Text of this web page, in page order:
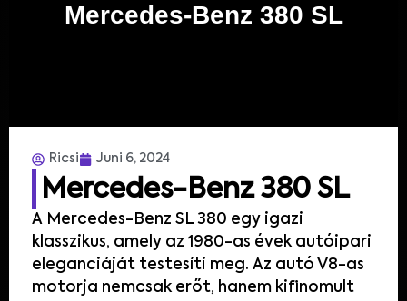
Mercedes-Benz 380 SL
Ricsi Juni 6, 2024
Mercedes-Benz 380 SL
A Mercedes-Benz SL 380 egy igazi
klasszikus, amely az 1980-as évek autóipari
eleganciáját testesíti meg. Az autó V8-as
motorja nemcsak erőt, hanem kifinomult